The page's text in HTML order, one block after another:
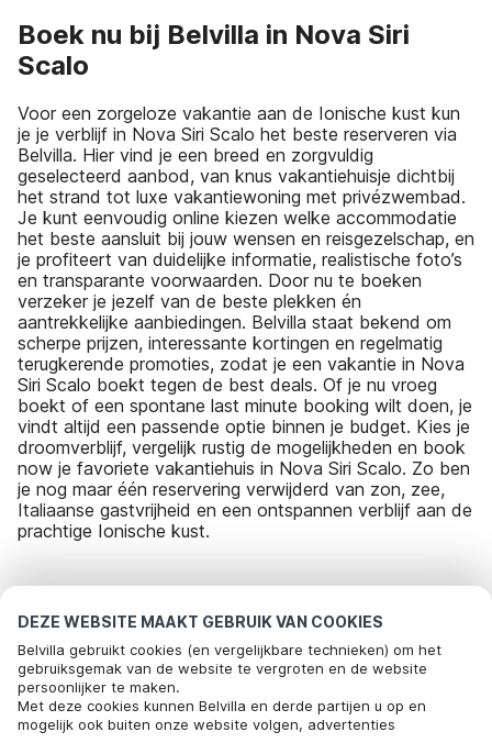
DEZE WEBSITE MAAKT GEBRUIK VAN COOKIES
Belvilla gebruikt cookies (en vergelijkbare technieken) om het
gebruiksgemak van de website te vergroten en de website
persoonlijker te maken.
Met deze cookies kunnen Belvilla en derde partijen u op en
mogelijk ook buiten onze website volgen, advertenties
Boek nu bij Belvilla in Nova Siri
Scalo
Voor een zorgeloze vakantie aan de Ionische kust kun
je je verblijf in Nova Siri Scalo het beste reserveren via
Belvilla. Hier vind je een breed en zorgvuldig
geselecteerd aanbod, van knus vakantiehuisje dichtbij
het strand tot luxe vakantiewoning met privézwembad.
Je kunt eenvoudig online kiezen welke accommodatie
het beste aansluit bij jouw wensen en reisgezelschap, en
je profiteert van duidelijke informatie, realistische foto’s
en transparante voorwaarden. Door nu te boeken
verzeker je jezelf van de beste plekken én
aantrekkelijke aanbiedingen. Belvilla staat bekend om
scherpe prijzen, interessante kortingen en regelmatig
terugkerende promoties, zodat je een vakantie in Nova
Siri Scalo boekt tegen de best deals. Of je nu vroeg
boekt of een spontane last minute booking wilt doen, je
vindt altijd een passende optie binnen je budget. Kies je
droomverblijf, vergelijk rustig de mogelijkheden en book
now je favoriete vakantiehuis in Nova Siri Scalo. Zo ben
je nog maar één reservering verwijderd van zon, zee,
Italiaanse gastvrijheid en een ontspannen verblijf aan de
prachtige Ionische kust.
Meest populaire bestemmingen voor
vakantie
Top steden met top voorzieningen voor vakantie
Kindvriendelijke vakantiehuizen petralana
Populaire voorzieningen voor vakantie in Nova-siri-scalo